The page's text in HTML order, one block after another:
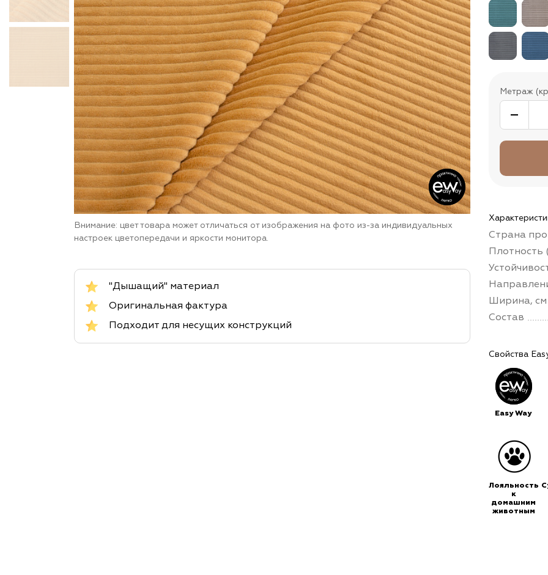
Внимание: цвет товара может отличаться от изображения на фото из-за индивидуальных
настроек цветопередачи и яркости монитора.
"Дышащий" материал
Оригинальная фактура
Подходит для несущих конструкций
Метраж
Страна
Плотность
Ширина, см
Состав
Свойства
Easy Way
Лояльность
к
домашним
животным